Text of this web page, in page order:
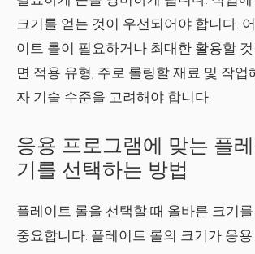
크기를 얻는 것이 우선되어야 합니다.
이트 롤이 필요하거나 최대한 활용할
면 적용 유형, 주로 롤링할 재료 및 작업
자 기술 수준을 고려해야 합니다.
응용 프로그램에 맞는 플
기를 선택하는 방법
플레이트 롤을 선택할 때 올바른 크기
중요합니다. 플레이트 롤의 크기가 응